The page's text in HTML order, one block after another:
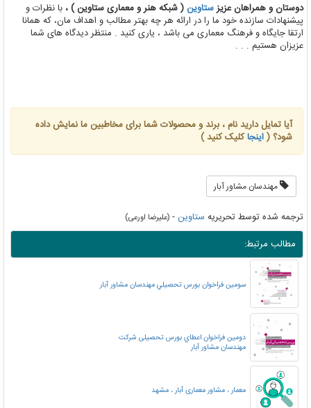
دوستان و همراهان عزیزستاوین( شبکه هنر و معماری ستاوین ) ، با نظرات و
پیشنهادات سازنده خود ما را در ارائه هر چه بهتر مطالب و اهداف مان، که همانا
ارتقا جایگاه و فرهنگ معماری می باشد ، یاری کنید . منتظر دیدگاه های شما
عزیزان هستیم . . .
آیا تمایل دارید نام ، برند و محصولات شما برای مخاطبین ما نمایش داده
شود؟ (اینجاکلیک کنید )
مهندسان مشاور آبار
ترجمه شده توسط تحریریه ستاوین- (علیرضا اورعی)
مطالب مرتبط:
سومين فراخوان بورس تحصيلي مهندسان مشاور آبار
دومین فراخوان اعطاي بورس تحصیلی شرکت
مهندسان مشاور آبار
معمار ، مشاور معماری آبار ، مشهد